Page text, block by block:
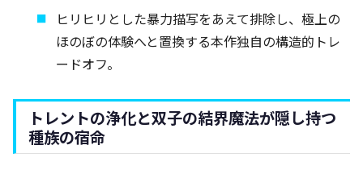
ヒリヒリとした暴力描写をあえて排除し、極上の
ほのぼの体験へと置換する本作独自の構造的トレ
ードオフ。
トレントの浄化と双子の結界魔法が隠し持つ
種族の宿命